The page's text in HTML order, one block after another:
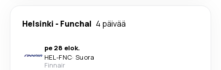
Helsinki - Funchal 4 päivää
pe 28 elok.
HEL-FNC· Suora
Finnair